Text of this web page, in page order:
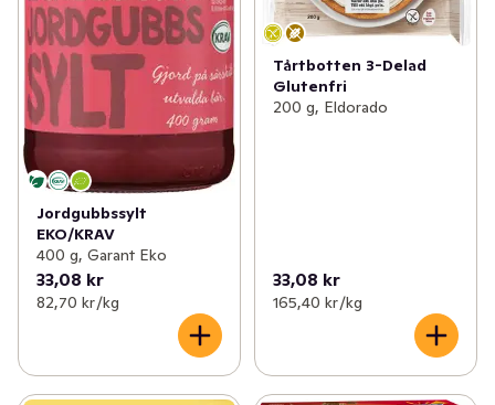
Jordgubbssylt
EKO/KRAV
400 g, Garant Eko
33,08 kr
82,70 kr /kg
Tårtbotten 3-Delad
Glutenfri
200 g, Eldorado
33,08 kr
165,40 kr /kg